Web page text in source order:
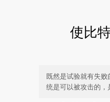
使比
既然是试验就有失
统是可以被攻击的，